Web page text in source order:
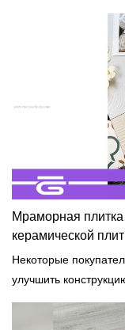
Мраморная
керамической
Некоторые
улучшить